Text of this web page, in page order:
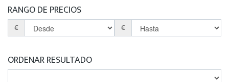
RANGO DE PRECIOS
€ €
ORDENAR RESULTADO